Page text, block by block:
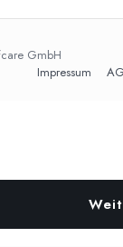
GmbH
Impressum